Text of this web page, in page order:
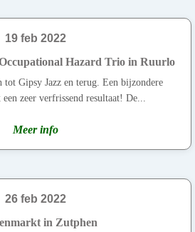
19 feb 2022
Hazard Trio in Ruurlo
tot Gipsy Jazz en terug. Een bijzondere
zeer verfrissend resultaat! De...
Meer info
26 feb 2022
in Zutphen